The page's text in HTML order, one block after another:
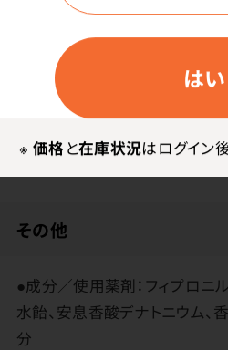
はい
※ 価格と在庫状況はログイン
メーカー・ブランド
アース製薬
その他
●成分／使用薬剤：フィプロニ
水飴、安息香酸デナトニウム、
分